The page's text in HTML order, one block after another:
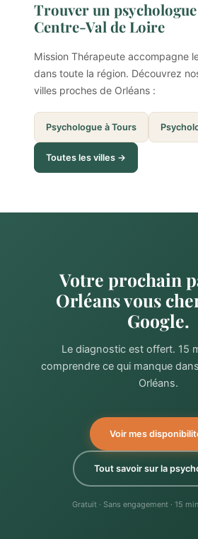
Trouver un
Centre-Val de Loire
Mission Thérapeute accompagne
dans toute la région. Découvrez
villes proches de Orléans :
Psychologue à Tours
Toutes les villes →
Votre prochain
Orléans vous
Google.
Le diagnostic est offert. 15
comprendre ce qui manque
Orléans.
Voir mes
Tout savoir sur la
Gratuit · Sans engagement · 15